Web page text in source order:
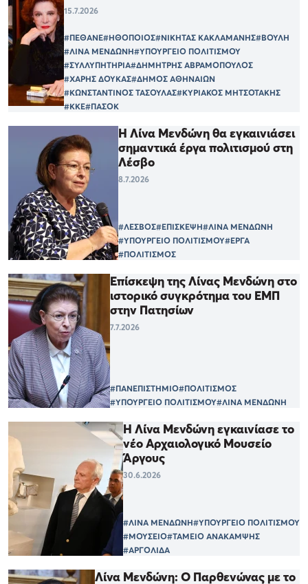
15.7.2026
#ΠΕΘΑΝΕ#ΗΘΟΠΟΙΟΣ#ΝΙΚΗΤΑΣ ΚΑΚΛΑΜΑΝΗΣ#ΒΟΥΛΗ
#ΛΙΝΑ ΜΕΝΔΩΝΗ#ΥΠΟΥΡΓΕΙΟ ΠΟΛΙΤΙΣΜΟΥ
#ΣΥΛΛΥΠΗΤΗΡΙΑ#ΔΗΜΗΤΡΗΣ ΑΒΡΑΜΟΠΟΥΛΟΣ
#ΧΑΡΗΣ ΔΟΥΚΑΣ#ΔΗΜΟΣ ΑΘΗΝΑΙΩΝ
#ΚΩΝΣΤΑΝΤΙΝΟΣ ΤΑΣΟΥΛΑΣ#ΚΥΡΙΑΚΟΣ ΜΗΤΣΟΤΑΚΗΣ
#ΚΚΕ#ΠΑΣΟΚ
Η Λίνα Μενδώνη θα εγκαινιάσει
σημαντικά έργα πολιτισμού στη
Λέσβο
8.7.2026
#ΛΕΣΒΟΣ#ΕΠΙΣΚΕΨΗ#ΛΙΝΑ ΜΕΝΔΩΝΗ
#ΥΠΟΥΡΓΕΙΟ ΠΟΛΙΤΙΣΜΟΥ#ΕΡΓΑ
#ΠΟΛΙΤΙΣΜΟΣ
Επίσκεψη της Λίνας Μενδώνη στο
ιστορικό συγκρότημα του ΕΜΠ
στην Πατησίων
7.7.2026
#ΠΑΝΕΠΙΣΤΗΜΙΟ#ΠΟΛΙΤΙΣΜΟΣ
#ΥΠΟΥΡΓΕΙΟ ΠΟΛΙΤΙΣΜΟΥ#ΛΙΝΑ ΜΕΝΔΩΝΗ
Η Λίνα Μενδώνη εγκαινίασε το
νέο Αρχαιολογικό Μουσείο
Άργους
30.6.2026
#ΛΙΝΑ ΜΕΝΔΩΝΗ#ΥΠΟΥΡΓΕΙΟ ΠΟΛΙΤΙΣΜΟΥ
#ΜΟΥΣΕΙΟ#ΤΑΜΕΙΟ ΑΝΑΚΑΜΨΗΣ
#ΑΡΓΟΛΙΔΑ
Λίνα Μενδώνη: Ο Παρθενώνας με το